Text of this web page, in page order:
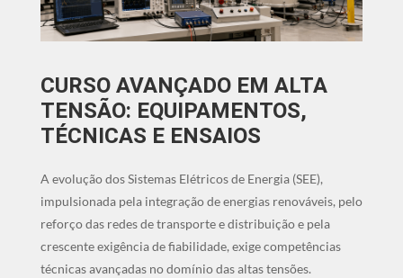
CURSO AVANÇADO EM ALTA
TENSÃO: EQUIPAMENTOS,
TÉCNICAS E ENSAIOS
A evolução dos Sistemas Elétricos de Energia (SEE),
impulsionada pela integração de energias renováveis, pelo
reforço das redes de transporte e distribuição e pela
crescente exigência de fiabilidade, exige competências
técnicas avançadas no domínio das altas tensões.